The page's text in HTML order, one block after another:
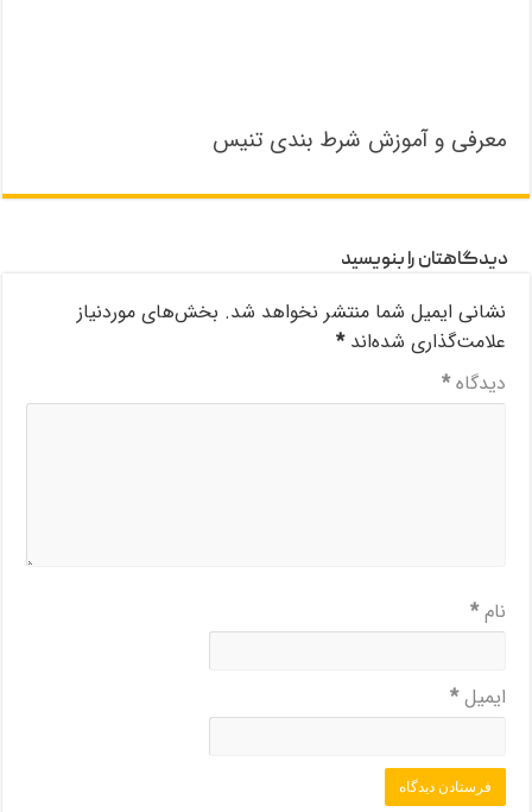
معرفی و آموزش شرط بندی تنیس
دیدگاهتان را بنویسید
نشانی ایمیل شما منتشر نخواهد شد. بخش‌های موردنیاز
علامت‌گذاری شده‌اند*
دیدگاه*
نام*
ایمیل*